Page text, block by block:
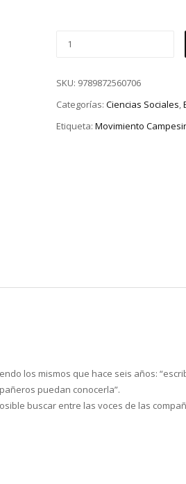
SKU: 9789872560706
Categorías: Ciencias Sociales,
Etiqueta: Movimiento
los mismos que hace seis años:
puedan conocerla”.
buscar entre las voces de las